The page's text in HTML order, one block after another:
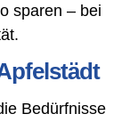
sparen – bei
Bedürfnisse